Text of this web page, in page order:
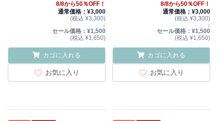
8/8から50％OFF！
通常価格：¥3,000
(税込 ¥3,300)
↓
セール価格：¥1,500
(税込 ¥1,650)
カゴに入れる
お気に入り
8/8から50％OFF！
通常価格：¥3,000
(税込 ¥3,300)
↓
セール価格：¥1,500
(税込 ¥1,650)
カゴに入れる
お気に入り